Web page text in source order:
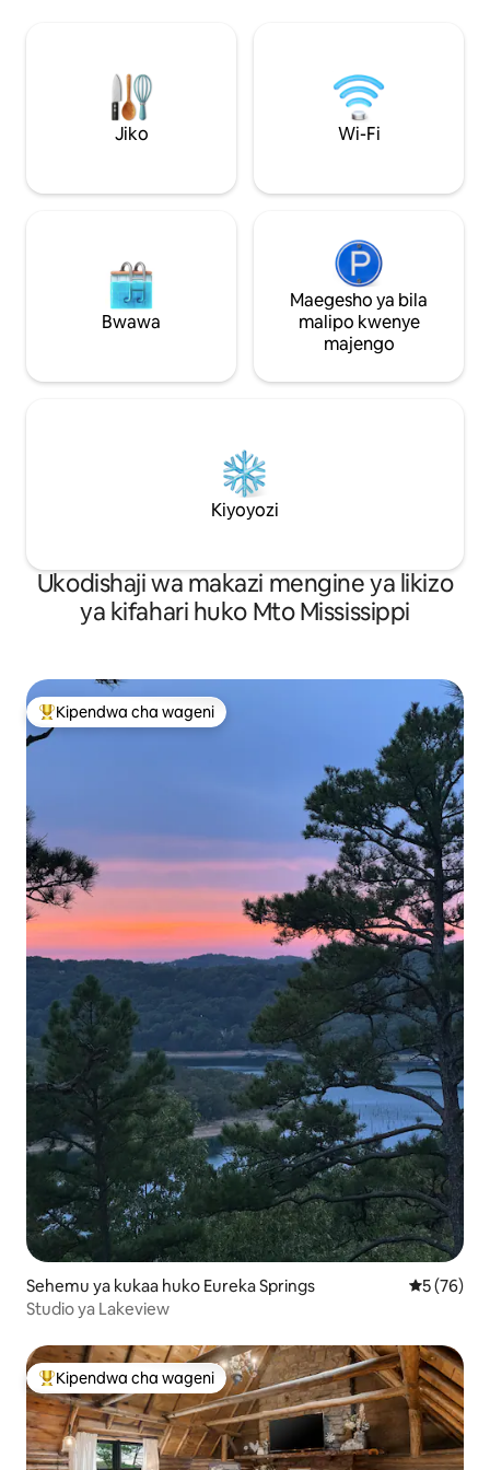
zilizotawanyika kwenye eneo hilo na
ekari 500 na zaidi za pori
zinazolizunguka, hili ni eneo la kipekee la
mapumziko lililoundwa kwa ajili ya
zisizosahaulika
Jiko Wi-Fi
Bwawa
Maegesho ya bila
malipo kwenye
majengo
Kiyoyozi
Ukodishaji wa makazi mengine ya likizo
ya kifahari huko Mto Mississippi
Kipendwa maarufu cha wageni
Kipendwa cha wageni
Sehemu ya kukaa huko Eureka Springs Ukadiriaji
5 (76)
Studio ya Lakeview
Kipendwa maarufu cha wageni
Kipendwa cha wageni